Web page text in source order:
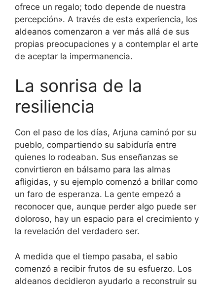
ofrece un regalo; todo depende de nuestra
percepción». A través de esta experiencia, los
aldeanos comenzaron a ver más allá de sus
propias preocupaciones y a contemplar el arte
de aceptar la impermanencia.
La sonrisa de la
resiliencia
Con el paso de los días, Arjuna caminó por su
pueblo, compartiendo su sabiduría entre
quienes lo rodeaban. Sus enseñanzas se
convirtieron en bálsamo para las almas
afligidas, y su ejemplo comenzó a brillar como
un faro de esperanza. La gente empezó a
reconocer que, aunque perder algo puede ser
doloroso, hay un espacio para el crecimiento y
la revelación del verdadero ser.
A medida que el tiempo pasaba, el sabio
comenzó a recibir frutos de su esfuerzo. Los
aldeanos decidieron ayudarlo a reconstruir su